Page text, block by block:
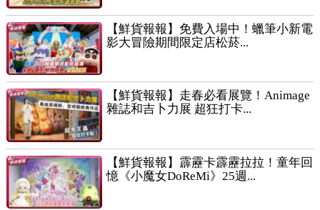
【鮮貨報報】免費入場中！蠟筆小新電
影大冒險期間限定店松菸...
【鮮貨報報】走春必看展覽！Animage
雜誌和吉卜力展 超狂打卡...
【鮮貨報報】霹靂卡霹靂拉拉！童年回
憶《小魔女DoReMi》25週...